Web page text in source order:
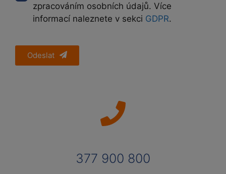
zpracováním osobních údajů. Více
informací naleznete v sekci GDPR.
Odeslat
377 900 800